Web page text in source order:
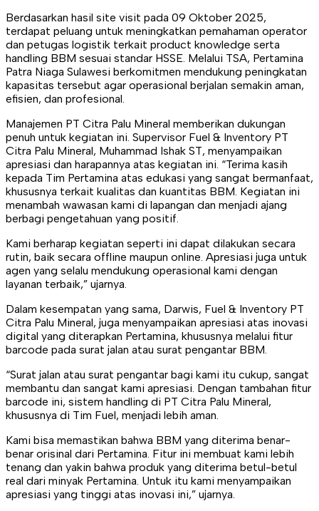
Berdasarkan hasil site visit pada 09 Oktober 2025,
terdapat peluang untuk meningkatkan pemahaman operator
dan petugas logistik terkait product knowledge serta
handling BBM sesuai standar HSSE. Melalui TSA, Pertamina
Patra Niaga Sulawesi berkomitmen mendukung peningkatan
kapasitas tersebut agar operasional berjalan semakin aman,
efisien, dan profesional.
Manajemen PT Citra Palu Mineral memberikan dukungan
penuh untuk kegiatan ini. Supervisor Fuel & Inventory PT
Citra Palu Mineral, Muhammad Ishak ST, menyampaikan
apresiasi dan harapannya atas kegiatan ini. “Terima kasih
kepada Tim Pertamina atas edukasi yang sangat bermanfaat,
khususnya terkait kualitas dan kuantitas BBM. Kegiatan ini
menambah wawasan kami di lapangan dan menjadi ajang
berbagi pengetahuan yang positif.
Kami berharap kegiatan seperti ini dapat dilakukan secara
rutin, baik secara offline maupun online. Apresiasi juga untuk
agen yang selalu mendukung operasional kami dengan
layanan terbaik,” ujarnya.
Dalam kesempatan yang sama, Darwis, Fuel & Inventory PT
Citra Palu Mineral, juga menyampaikan apresiasi atas inovasi
digital yang diterapkan Pertamina, khususnya melalui fitur
barcode pada surat jalan atau surat pengantar BBM.
“Surat jalan atau surat pengantar bagi kami itu cukup, sangat
membantu dan sangat kami apresiasi. Dengan tambahan fitur
barcode ini, sistem handling di PT Citra Palu Mineral,
khususnya di Tim Fuel, menjadi lebih aman.
Kami bisa memastikan bahwa BBM yang diterima benar-
benar orisinal dari Pertamina. Fitur ini membuat kami lebih
tenang dan yakin bahwa produk yang diterima betul-betul
real dari minyak Pertamina. Untuk itu kami menyampaikan
apresiasi yang tinggi atas inovasi ini,” ujarnya.